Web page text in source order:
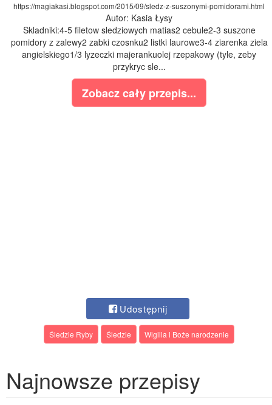
https://magiakasi.blogspot.com/2015/09/sledz-z-suszonymi-pomidorami.html
Autor: Kasia Łysy
Skladniki:4-5 filetow sledziowych matias2 cebule2-3 suszone
pomidory z zalewy2 zabki czosnku2 listki laurowe3-4 ziarenka ziela
angielskiego1/3 lyzeczki majerankuolej rzepakowy (tyle, zeby
przykryc sle...
Zobacz cały przepis...
Udostępnij
Śledzie Ryby Śledzie Wigilia i Boże narodzenie
Najnowsze przepisy